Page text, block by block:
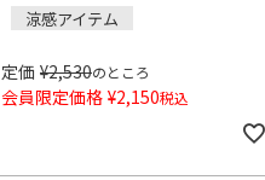
涼感アイテム
定価 ¥2,530のところ
会員限定価格 ¥2,150税込